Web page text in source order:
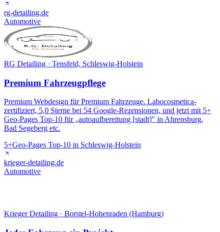
rg-detailing.de
Automotive
RG Detailing · Tensfeld, Schleswig-Holstein
Premium Fahrzeugpflege
Premium Webdesign für Premium Fahrzeuge. Labocosmetica-
zertifiziert, 5,0 Sterne bei 54 Google-Rezensionen, und jetzt mit 5+
Geo-Pages Top-10 für „autoaufbereitung [stadt]" in Ahrensburg,
Bad Segeberg etc.
5+Geo-Pages Top-10 in Schleswig-Holstein
krieger-detailing.de
Automotive
Krieger Detailing · Borstel-Hohenraden (Hamburg)